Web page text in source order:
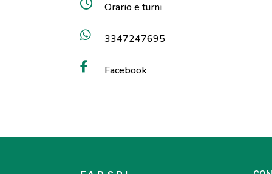
Orario e turni
3347247695
Facebook